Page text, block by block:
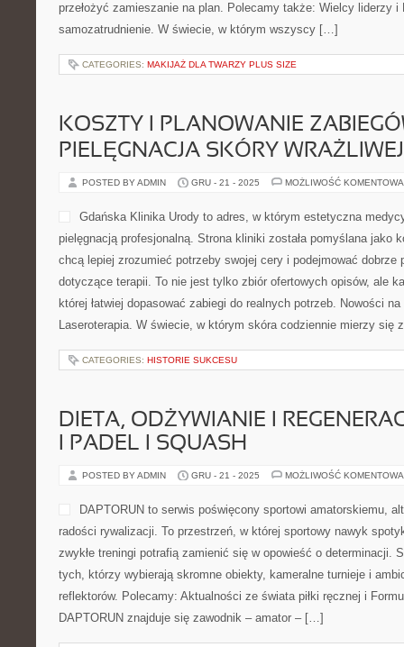
przełożyć zamieszanie na plan. Polecamy także: Wielcy liderzy i
samozatrudnienie. W świecie, w którym wszyscy […]
CATEGORIES: MAKIJAŻ DLA TWARZY PLUS SIZE
KOSZTY I PLANOWANIE
PIELĘGNACJA SKÓRY WRAŻLIWEJ
POSTED BY ADMIN GRU - 21 - 2025 MOŻLIWOŚĆ
Gdańska Klinika Urody to adres, w którym estetyczna
pielęgnacją profesjonalną. Strona kliniki została pomyślana jako
chcą lepiej zrozumieć potrzeby swojej cery i podejmować dobrze
dotyczące terapii. To nie jest tylko zbiór ofertowych opisów, ale
której łatwiej dopasować zabiegi do realnych potrzeb. Nowości
Laseroterapia. W świecie, w którym skóra codziennie mierzy się
CATEGORIES: HISTORIE SUKCESU
DIETA, ODŻYWIANIE I
I PADEL I SQUASH
POSTED BY ADMIN GRU - 21 - 2025 MOŻLIWOŚĆ
DAPTORUN to serwis poświęcony sportowi amatorskiemu,
radości rywalizacji. To przestrzeń, w której sportowy nawyk
zwykłe treningi potrafią zamienić się w opowieść o determinacji.
tych, którzy wybierają skromne obiekty, kameralne turnieje i
reflektorów. Polecamy: Aktualności ze świata piłki ręcznej i
DAPTORUN znajduje się zawodnik – amator – […]